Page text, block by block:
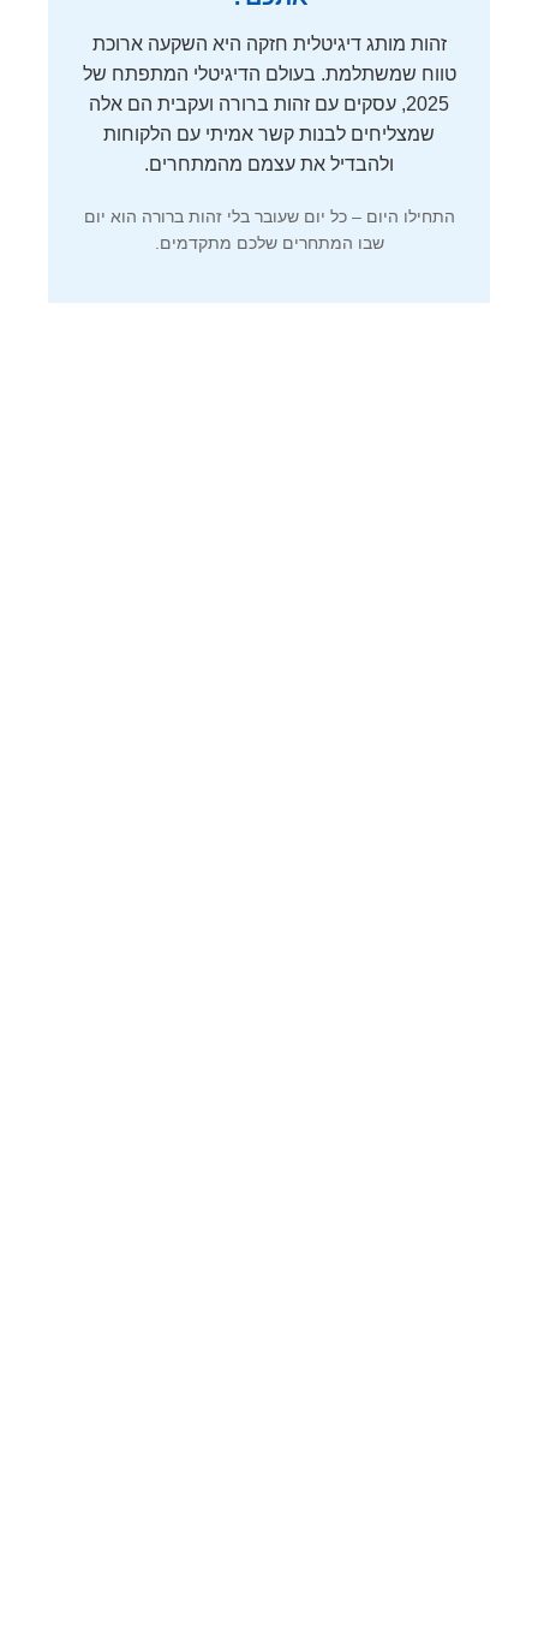
זהות מותג דיגיטלית חזקה היא השקעה ארוכת
טווח שמשתלמת. בעולם הדיגיטלי המתפתח של
2025, עסקים עם זהות ברורה ועקבית הם אלה
שמצליחים לבנות קשר אמיתי עם הלקוחות
ולהבדיל את עצמם מהמתחרים.
התחילו היום – כל יום שעובר בלי זהות ברורה הוא יום
שבו המתחרים שלכם מתקדמים.